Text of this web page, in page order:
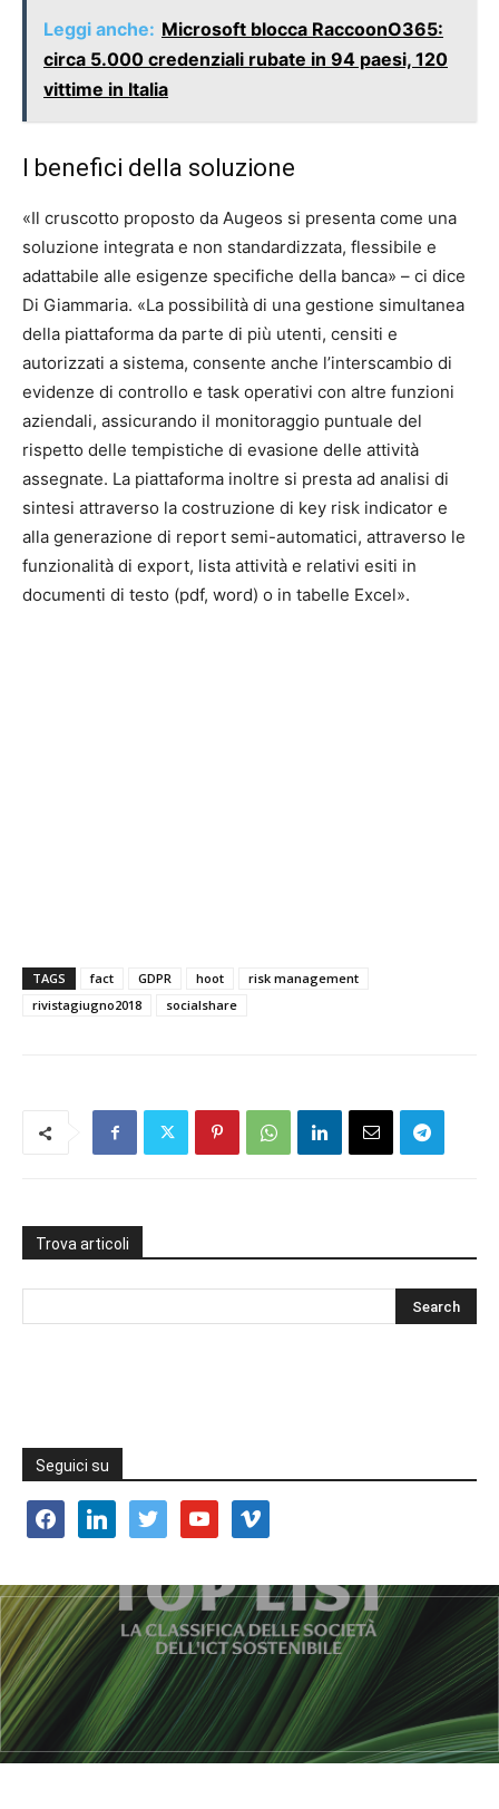
Leggi anche: Microsoft blocca RaccoonO365:
circa 5.000 credenziali rubate in 94 paesi, 120
vittime in Italia
I benefici della soluzione
«Il cruscotto proposto da Augeos si presenta come una
soluzione integrata e non standardizzata, flessibile e
adattabile alle esigenze specifiche della banca» – ci dice
Di Giammaria. «La possibilità di una gestione simultanea
della piattaforma da parte di più utenti, censiti e
autorizzati a sistema, consente anche l’interscambio di
evidenze di controllo e task operativi con altre funzioni
aziendali, assicurando il monitoraggio puntuale del
rispetto delle tempistiche di evasione delle attività
assegnate. La piattaforma inoltre si presta ad analisi di
sintesi attraverso la costruzione di key risk indicator e
alla generazione di report semi-automatici, attraverso le
funzionalità di export, lista attività e relativi esiti in
documenti di testo (pdf, word) o in tabelle Excel».
TAGS fact GDPR hoot
risk management
rivistagiugno2018
socialshare
Trova articoli
Seguici su
facebooklinkedin twitter youtube vimeo